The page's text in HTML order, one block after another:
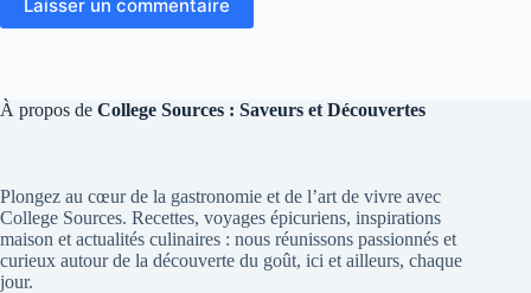
Laisser un commentaire
À propos de College Sources : Saveurs et Découvertes
Plongez au cœur de la gastronomie et de l’art de vivre avec
College Sources. Recettes, voyages épicuriens, inspirations
maison et actualités culinaires : nous réunissons passionnés et
curieux autour de la découverte du goût, ici et ailleurs, chaque
jour.